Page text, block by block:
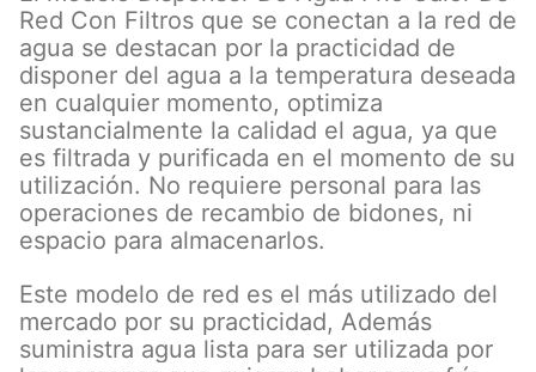
Red Con Filtros que se conectan a la red de
agua se destacan por la practicidad de
disponer del agua a la temperatura deseada
en cualquier momento, optimiza
sustancialmente la calidad el agua, ya que
es filtrada y purificada en el momento de su
utilización. No requiere personal para las
operaciones de recambio de bidones, ni
espacio para almacenarlos.
Este modelo de red es el más utilizado del
mercado por su practicidad, Además
suministra agua lista para ser utilizada por